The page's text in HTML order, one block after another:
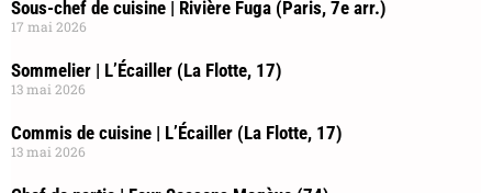
Sous-chef de cuisine | Rivière Fuga (Paris, 7e arr.)
17 mai 2026
Sommelier | L’Écailler (La Flotte, 17)
13 mai 2026
Commis de cuisine | L’Écailler (La Flotte, 17)
13 mai 2026